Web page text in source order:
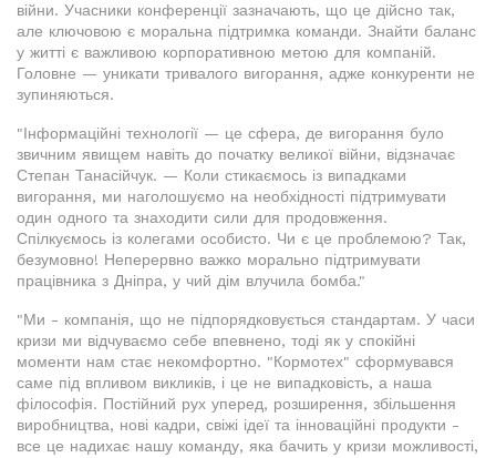
війни. Учасники конференції зазначають, що це дійсно так,
але ключовою є моральна підтримка команди. Знайти баланс
у житті є важливою корпоративною метою для компаній.
Головне — уникати тривалого вигорання, адже конкуренти не
зупиняються.
"Інформаційні технології — це сфера, де вигорання було
звичним явищем навіть до початку великої війни, відзначає
Степан Танасійчук. — Коли стикаємось із випадками
вигорання, ми наголошуємо на необхідності підтримувати
один одного та знаходити сили для продовження.
Спілкуємось із колегами особисто. Чи є це проблемою? Так,
безумовно! Неперервно важко морально підтримувати
працівника з Дніпра, у чий дім влучила бомба."
"Ми - компанія, що не підпорядковується стандартам. У часи
кризи ми відчуваємо себе впевнено, тоді як у спокійні
моменти нам стає некомфортно. "Кормотех" сформувався
саме під впливом викликів, і це не випадковість, а наша
філософія. Постійний рух уперед, розширення, збільшення
виробництва, нові кадри, свіжі ідеї та інноваційні продукти -
все це надихає нашу команду, яка бачить у кризи можливості,